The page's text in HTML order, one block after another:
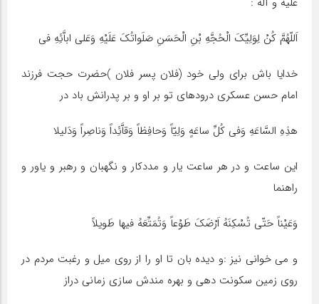
اَللّهُمَّ کُنْ لِوَلِیِّکَ الْحُجَّهِ بْنِ الْحَسَنِ صَلَواتُکَ عَلَیْهِ وَعَلى اباَّئِهِ فى
خدایا باش براى ولى خود (فلان پسر فلان )حضرت حجت فرزند
امام حسن عسکرى درودهاى تو بر او و بر پدرانش باد در
هذِهِ السَّاعَهِ وَفى کُلِّ ساعَهٍ وَلِیّاً وَحافِظاً وَقاَّئِداً وَناصِراً وَدَلیلا
این ساعت و در هر ساعت یار و مددکار و نگهبان و رهبر و یاور و
راهنما
وَعَیْناً حَتّى تُسْکِنَهُ اَرْضَکَ طَوْعاً وَتُمَتِّعَهُ فیها طَویلاً
و مى خوانى نیز :و دیده بان تا او را از روى میل و رغبت مردم در
روى زمین سکونت دهى و بهره مندش سازى زمانى دراز